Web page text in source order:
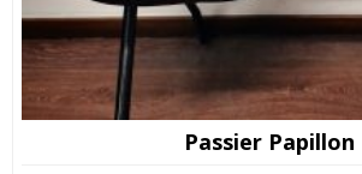
Passier Papillon